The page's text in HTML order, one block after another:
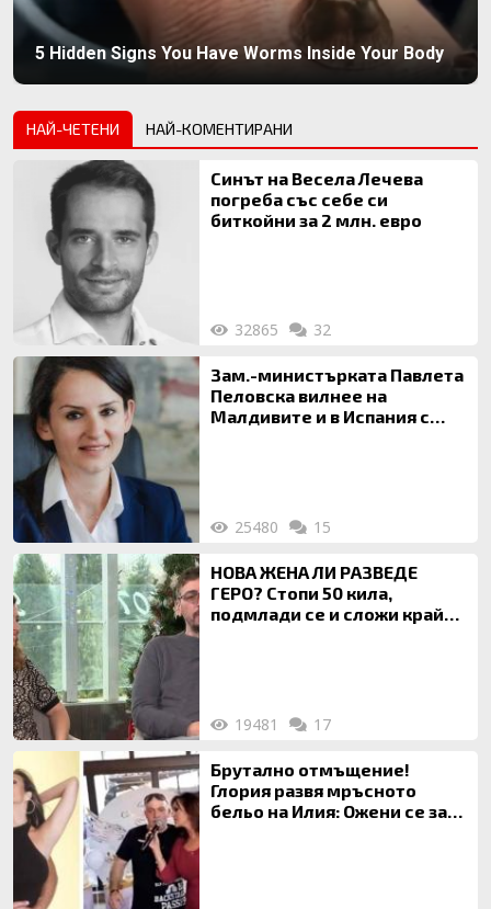
5 Hidden Signs You Have Worms Inside Your Body
НАЙ-ЧЕТЕНИ НАЙ-КОМЕНТИРАНИ
Синът на Весела Лечева
погреба със себе си
биткойни за 2 млн. евро
32865 32
Зам.-министърката Павлета
Пеловска вилнее на
Малдивите и в Испания с
25480 15
НОВА ЖЕНА ЛИ РАЗВЕДЕ
ГЕРО? Стопи 50 кила,
подмлади се и сложи край
19481 17
Брутално отмъщение!
Глория развя мръсното
бельо на Илия: Ожени се за